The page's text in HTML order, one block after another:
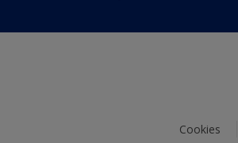
Cookies